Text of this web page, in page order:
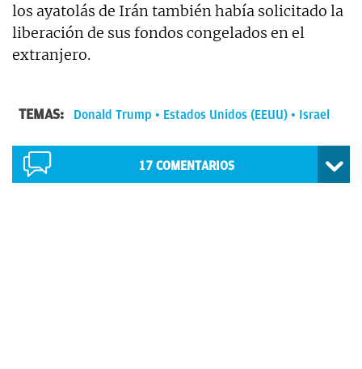
los ayatolás de Irán también había solicitado la
liberación de sus fondos congelados en el
extranjero.
TEMAS: Donald Trump Estados Unidos (EEUU) Israel
17 COMENTARIOS